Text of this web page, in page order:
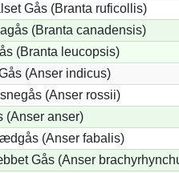
Gås (Branta ruficollis)
(Branta canadensis)
(Branta leucopsis)
(Anser indicus)
(Anser rossii)
(Anser anser)
(Anser fabalis)
Gås (Anser